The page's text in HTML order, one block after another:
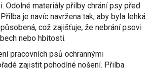
Odolné materiály přilby chrání psy před
je navíc navržena tak, aby byla lehká
což zajišťuje, že nebrání psovi
nebo hbitosti.
pracovních psů ochrannými
zajistit pohodlné nošení. Přilba